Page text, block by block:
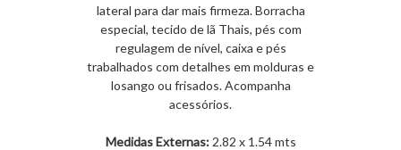
lateral para dar mais firmeza. Borracha
especial, tecido de lã Thais, pés com
regulagem de nível, caixa e pés
trabalhados com detalhes em molduras e
losango ou frisados. Acompanha
acessórios.
Medidas Externas: 2.82 x 1.54 mts